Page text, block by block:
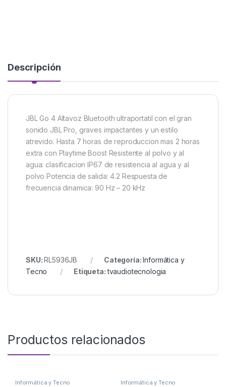
Descripción
JBL Go 4 Altavoz Bluetooth ultraportatil con el gran
sonido JBL Pro, graves impactantes y un estilo
atrevido. Hasta 7 horas de reproduccion mas 2 horas
extra con Playtime Boost Resistente al polvo y al
agua: clasificacion IP67 de resistencia al agua y al
polvo Potencia de salida: 4.2 Respuesta de
frecuencia dinamica: 90 Hz – 20 kHz
SKU:RL5936JB Categoría:Informática y
Tecno
Etiqueta:tvaudiotecnologia
Productos relacionados
Informática y Tecno Informática y Tecno